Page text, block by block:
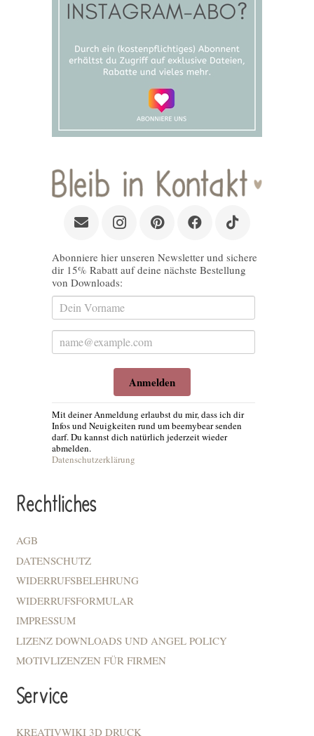
Abonniere hier unseren Newsletter und sichere
dir 15% Rabatt auf deine nächste Bestellung
von Downloads:
Anmelden
Mit deiner Anmeldung erlaubst du mir, dass ich dir
Infos und Neuigkeiten rund um beemybear senden
darf. Du kannst dich natürlich jederzeit wieder
abmelden.
Datenschutzerklärung
Rechtliches
AGB
DATENSCHUTZ
WIDERRUFSBELEHRUNG
WIDERRUFSFORMULAR
IMPRESSUM
LIZENZ DOWNLOADS UND ANGEL POLICY
MOTIVLIZENZEN FÜR FIRMEN
Service
KREATIVWIKI 3D DRUCK